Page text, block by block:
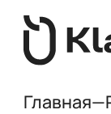
Главная—